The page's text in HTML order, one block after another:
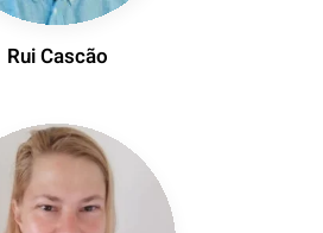
Rui Cascão